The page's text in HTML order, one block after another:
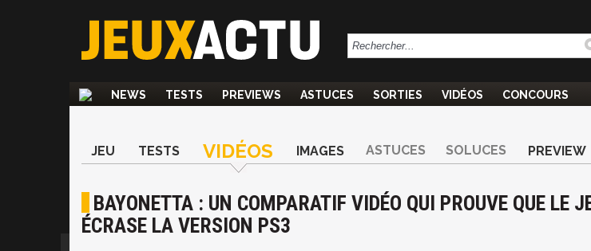
NEWS TESTS PREVIEWS ASTUCES SORTIES VIDÉOS CONCOURS
JEU TESTS VIDÉOS IMAGES ASTUCES SOLUCES PREVIEW
BAYONETTA : UN COMPARATIF VIDÉO QUI PROUVE QUE LE
ÉCRASE LA VERSION PS3